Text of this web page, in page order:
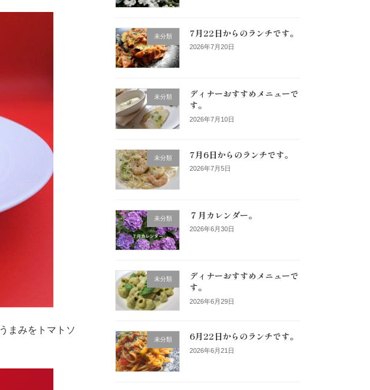
まみをトマトソ
未分類 7月22日からのランチです。
2026年7月20日
未分類
ディナーおすすめメニューで
す。
2026年7月10日
未分類 7月6日からのランチです。
2026年7月5日
未分類 ７月カレンダー。
2026年6月30日
未分類
ディナーおすすめメニューで
す。
2026年6月29日
未分類 6月22日からのランチです。
2026年6月21日